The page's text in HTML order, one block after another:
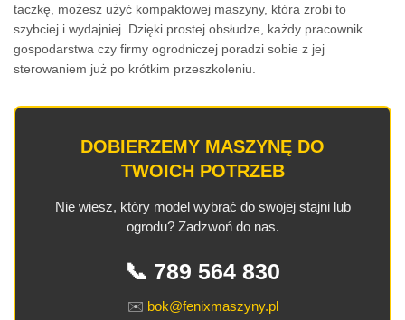
taczkę, możesz użyć kompaktowej maszyny, która zrobi to
szybciej i wydajniej. Dzięki prostej obsłudze, każdy pracownik
gospodarstwa czy firmy ogrodniczej poradzi sobie z jej
sterowaniem już po krótkim przeszkoleniu.
DOBIERZEMY MASZYNĘ DO
TWOICH POTRZEB
Nie wiesz, który model wybrać do swojej stajni lub
ogrodu? Zadzwoń do nas.
📞 789 564 830
✉️ bok@fenixmaszyny.pl